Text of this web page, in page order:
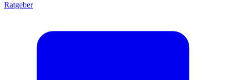
Ratgeber